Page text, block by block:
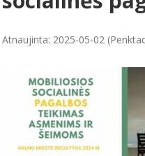
Atnaujinta: 2025-05-02